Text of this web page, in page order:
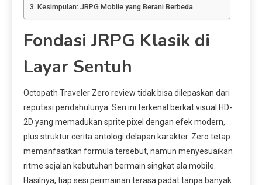
Kesimpulan: JRPG Mobile yang Berani Berbeda
Fondasi JRPG Klasik di
Layar Sentuh
Octopath Traveler Zero review tidak bisa dilepaskan dari
reputasi pendahulunya. Seri ini terkenal berkat visual HD-
2D yang memadukan sprite pixel dengan efek modern,
plus struktur cerita antologi delapan karakter. Zero tetap
memanfaatkan formula tersebut, namun menyesuaikan
ritme sejalan kebutuhan bermain singkat ala mobile.
Hasilnya, tiap sesi permainan terasa padat tanpa banyak